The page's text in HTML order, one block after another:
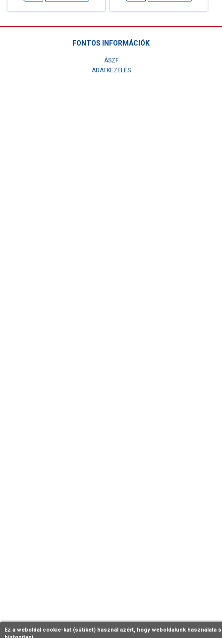
Ez a weboldal cookie-kat (sütiket) használ azért, hogy weboldalunk használata
FONTOS INFORMÁCIÓK
ÁSZF
ADATKEZELÉS